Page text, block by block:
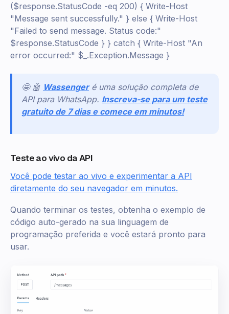
($response.StatusCode -eq 200) { Write-Host
"Message sent successfully." } else { Write-Host
"Failed to send message. Status code:"
$response.StatusCode } } catch { Write-Host "An
error occurred:" $_.Exception.Message }
🤩 🤖 Wassenger é uma solução completa de
API para WhatsApp. Inscreva-se para um teste
gratuito de 7 dias e comece em minutos!
Teste ao vivo da API
Você pode testar ao vivo e experimentar a API
diretamente do seu navegador em minutos.
Quando terminar os testes, obtenha o exemplo de
código auto-gerado na sua linguagem de
programação preferida e você estará pronto para
usar.